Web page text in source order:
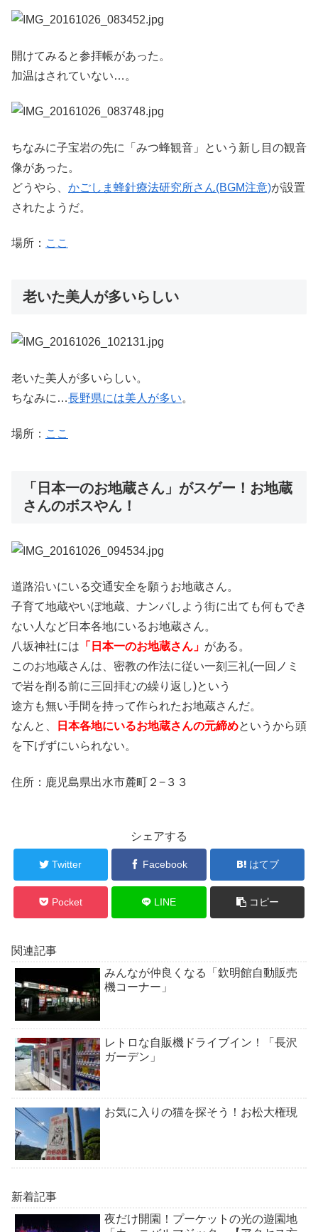
開けてみると参拝帳があった。
加温はされていない…。
ちなみに子宝岩の先に「みつ蜂観音」という新し目の観音
像があった。
どうやら、 かごしま蜂針療法研究所さん(BGM注意)が設置
されたようだ。
場所： ここ
老いた美人が多いらしい
老いた美人が多いらしい。
ちなみに…長野県には美人が多い。
場所： ここ
「日本一のお地蔵さん」がスゲー！お地蔵
さんのボスやん！
道路沿いにいる交通安全を願うお地蔵さん。
子育て地蔵やいぼ地蔵、ナンパしよう街に出ても何もでき
ない人など日本各地にいるお地蔵さん。
八坂神社には 「日本一のお地蔵さん」 がある。
このお地蔵さんは、密教の作法に従い一刻三礼(一回ノミ
で岩を削る前に三回拝むの繰り返し)という
途方も無い手間を持って作られたお地蔵さんだ。
なんと、
日本各地にいるお地蔵さんの元締めというから頭
を下げずにいられない。
住所：鹿児島県出水市麓町２−３３
シェアする
Twitter Facebook はてブ
Pocket LINE コピー
関連記事
みんなが仲良くなる「欽明館自動販売
機コーナー」
レトロな自販機ドライブイン！「長沢
ガーデン」
お気に入りの猫を探そう！お松大権現
新着記事
夜だけ開園！プーケットの光の遊園地